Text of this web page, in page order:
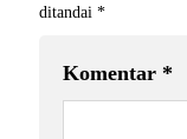
ditandai *
Komentar *